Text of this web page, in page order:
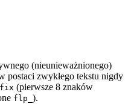
(nieunieważnionego)
postaci zwykłego tekstu nigdy
(pierwsze 8 znaków
flp_ ).